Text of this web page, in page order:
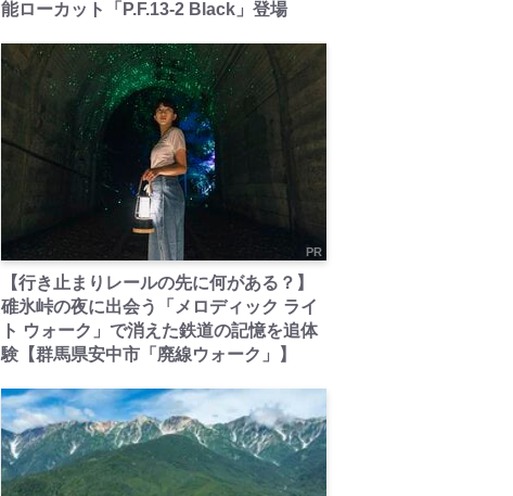
能ローカット「P.F.13-2 Black」登場
PR
【行き止まりレールの先に何がある？】
碓氷峠の夜に出会う「メロディック ライ
ト ウォーク」で消えた鉄道の記憶を追体
験【群馬県安中市「廃線ウォーク」】